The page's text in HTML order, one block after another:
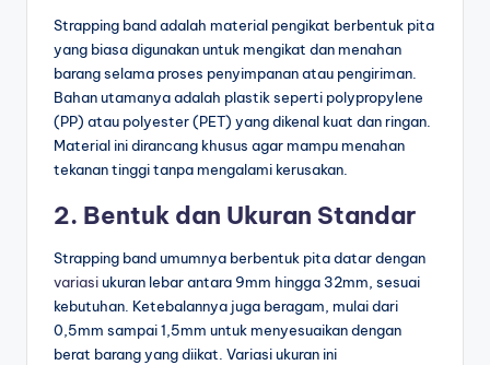
Strapping band adalah material pengikat berbentuk pita
yang biasa digunakan untuk mengikat dan menahan
barang selama proses penyimpanan atau pengiriman.
Bahan utamanya adalah plastik seperti polypropylene
(PP) atau polyester (PET) yang dikenal kuat dan ringan.
Material ini dirancang khusus agar mampu menahan
tekanan tinggi tanpa mengalami kerusakan.
2. Bentuk dan Ukuran Standar
Strapping band umumnya berbentuk pita datar dengan
variasiukuran lebar antara 9mm hingga 32mm, sesuai
kebutuhan. Ketebalannya juga beragam, mulai dari
0,5mm sampai 1,5mm untuk menyesuaikan dengan
berat barang yang diikat. Variasi ukuran ini